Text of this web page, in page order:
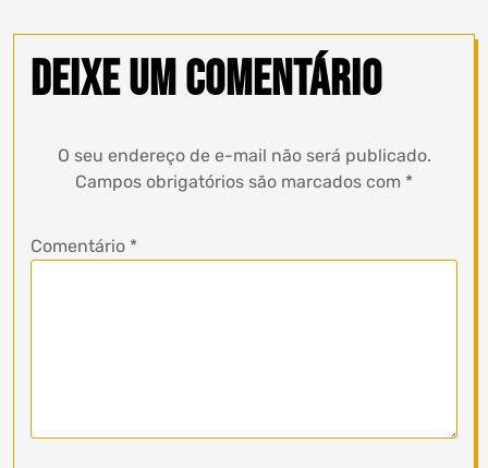
Deixe um comentário
O seu endereço de e-mail não será publicado.
Campos obrigatórios são marcados com *
Comentário *